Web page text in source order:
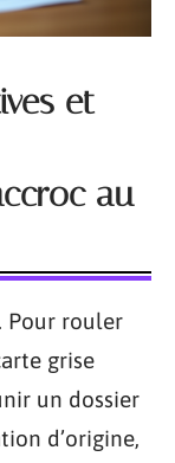
et
au
Pour rouler
grise
un dossier
d’origine,